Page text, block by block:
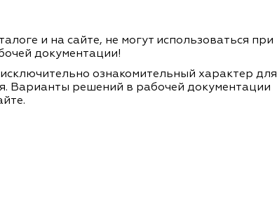
и на сайте, не могут использоваться при
документации!
ознакомительный характер для
Варианты решений в рабочей документации